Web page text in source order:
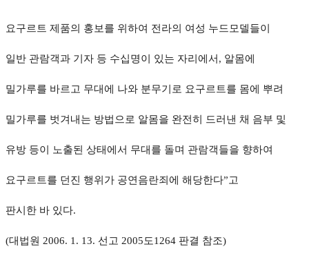
요구르트 제품의 홍보를 위하여 전라의 여성 누드모델들이
일반 관람객과 기자 등 수십명이 있는 자리에서, 알몸에
밀가루를 바르고 무대에 나와 분무기로 요구르트를 몸에 뿌려
밀가루를 벗겨내는 방법으로 알몸을 완전히 드러낸 채 음부 및
유방 등이 노출된 상태에서 무대를 돌며 관람객들을 향하여
요구르트를 던진 행위가 공연음란죄에 해당한다”고
판시한 바 있다.
(대법원 2006. 1. 13. 선고 2005도1264 판결 참조)